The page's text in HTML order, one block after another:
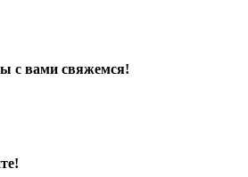
с вами свяжемся!